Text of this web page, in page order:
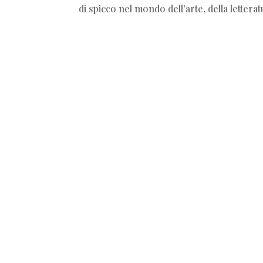
di spicco nel mondo dell’arte, della